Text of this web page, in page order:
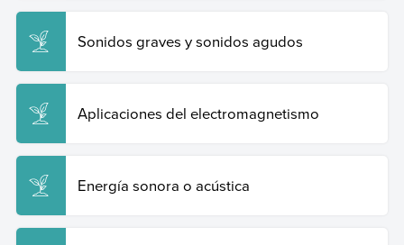
Sonidos graves y sonidos agudos
Aplicaciones del electromagnetismo
Energía sonora o acústica